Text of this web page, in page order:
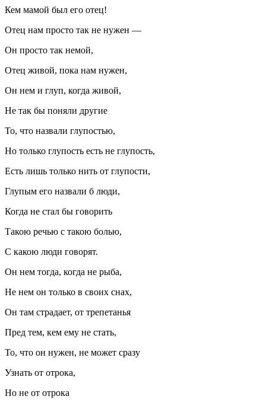
Кем мамой был его отец!
Отец нам просто так не нужен —
Он просто так немой,
Отец живой, пока нам нужен,
Он нем и глуп, когда живой,
Не так бы поняли другие
То, что назвали глупостью,
Но только глупость есть не глупость,
Есть лишь только нить от глупости,
Глупым его назвали б люди,
Когда не стал бы говорить
Такою речью с такою болью,
С какою люди говорят.
Он нем тогда, когда не рыба,
Не нем он только в своих снах,
Он там страдает, от трепетанья
Пред тем, кем ему не стать,
То, что он нужен, не может сразу
Узнать от отрока,
Но не от отрока